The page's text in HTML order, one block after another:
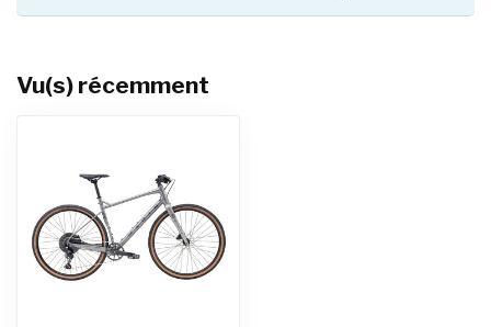
Vu(s) récemment